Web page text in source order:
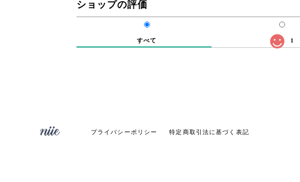
ショップの評価
すべて 1
プライバシーポリシー 特定商取引法に基づく表記